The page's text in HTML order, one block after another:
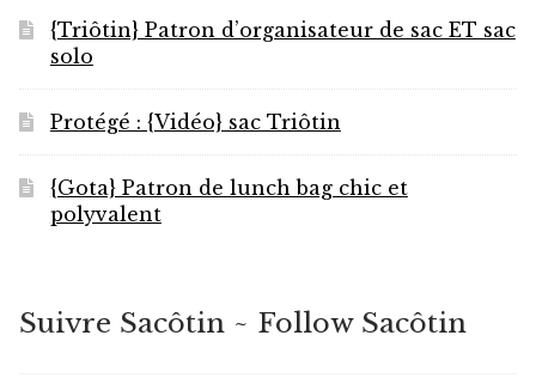
{Triôtin} Patron d’organisateur de sac ET sac
solo
Protégé : {Vidéo} sac Triôtin
{Gota} Patron de lunch bag chic et
polyvalent
Suivre Sacôtin ~ Follow Sacôtin